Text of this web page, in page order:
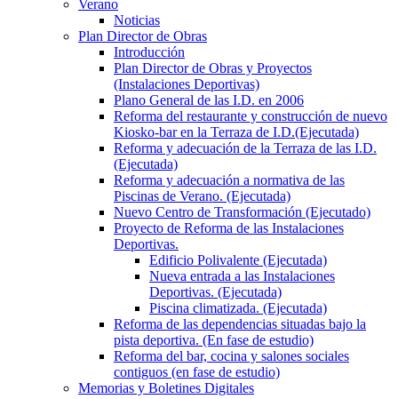
Verano
Noticias
Plan Director de Obras
Introducción
Plan Director de Obras y Proyectos
(Instalaciones Deportivas)
Plano General de las I.D. en 2006
Reforma del restaurante y construcción de nuevo
Kiosko-bar en la Terraza de I.D.(Ejecutada)
Reforma y adecuación de la Terraza de las I.D.
(Ejecutada)
Reforma y adecuación a normativa de las
Piscinas de Verano. (Ejecutada)
Nuevo Centro de Transformación (Ejecutado)
Proyecto de Reforma de las Instalaciones
Deportivas.
Edificio Polivalente (Ejecutada)
Nueva entrada a las Instalaciones
Deportivas. (Ejecutada)
Piscina climatizada. (Ejecutada)
Reforma de las dependencias situadas bajo la
pista deportiva. (En fase de estudio)
Reforma del bar, cocina y salones sociales
contiguos (en fase de estudio)
Memorias y Boletines Digitales